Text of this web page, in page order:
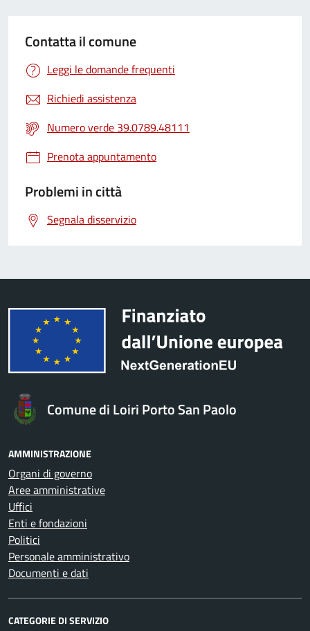
Contatta il comune
Leggi le domande frequenti
Richiedi assistenza
Numero verde 39.0789.48111
Prenota appuntamento
Problemi in città
Segnala disservizio
Comune di Loiri Porto San Paolo
AMMINISTRAZIONE
Organi di governo
Aree amministrative
Uffici
Enti e fondazioni
Politici
Personale amministrativo
Documenti e dati
CATEGORIE DI SERVIZIO